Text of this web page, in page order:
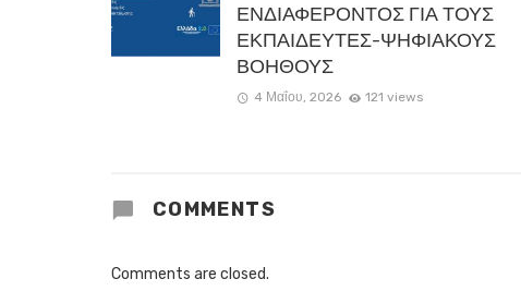
ΕΝΔΙΑΦΕΡΟΝΤΟΣ ΓΙΑ ΤΟΥΣ
ΕΚΠΑΙΔΕΥΤΕΣ-ΨΗΦΙΑΚΟΥΣ
ΒΟΗΘΟΥΣ
4 Μαΐου, 2026 121 views
COMMENTS
Comments are closed.